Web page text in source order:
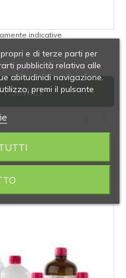
indicative
SIMILI
‹ ›
e di terze parti per
pubblicità relativa alle
abitudinidi navigazione.
premi il pulsante